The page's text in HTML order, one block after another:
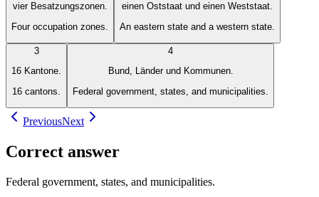
vier Besatzungszonen.
Four occupation zones.
einen Oststaat und einen Weststaat.
An eastern state and a western state.
3
16 Kantone.
16 cantons.
4
Bund, Länder und Kommunen.
Federal government, states, and municipalities.
PreviousNext
Correct answer
Federal government, states, and municipalities.